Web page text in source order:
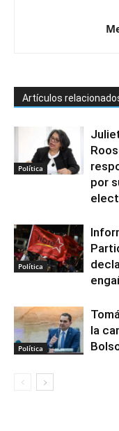
Artículos
Política
por
Política
Política
la